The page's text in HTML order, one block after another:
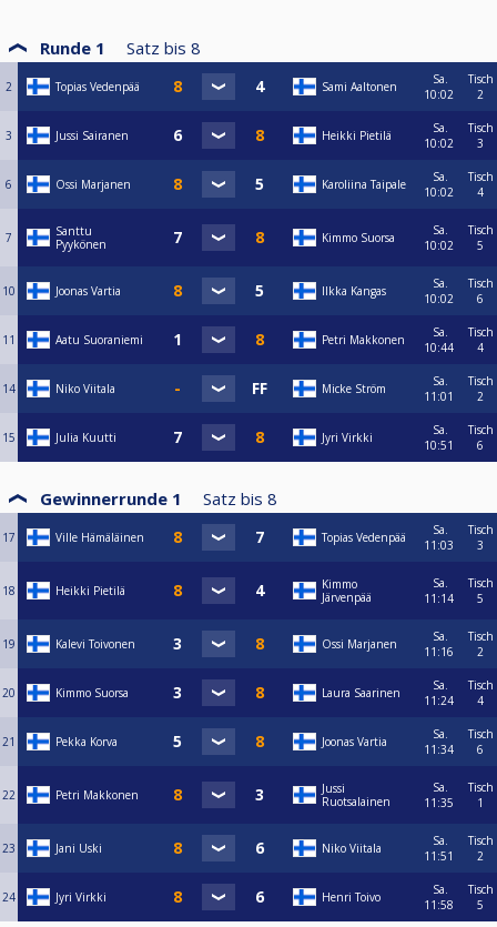
Runde 1 Satz bis 8
2 Topias Vedenpää Sami Aaltonen
Sa.
10:02
Tisch
2
3 Jussi Sairanen Heikki Pietilä
Sa.
10:02
Tisch
3
6 Ossi Marjanen Karoliina Taipale
Sa.
10:02
Tisch
4
7
Santtu
Pyykönen
Kimmo Suorsa
Sa.
10:02
Tisch
5
10 Joonas Vartia Ilkka Kangas
Sa.
10:02
Tisch
6
11 Aatu Suoraniemi Petri Makkonen
Sa.
10:44
Tisch
4
14 Niko Viitala Micke Ström
Sa.
11:01
Tisch
2
15 Julia Kuutti Jyri Virkki
Sa.
10:51
Tisch
6
Gewinnerrunde 1 Satz bis 8
17 Ville Hämäläinen Topias Vedenpää
Sa.
11:03
Tisch
3
18 Heikki Pietilä
Kimmo
Järvenpää
Sa.
11:14
Tisch
5
19 Kalevi Toivonen Ossi Marjanen
Sa.
11:16
Tisch
2
20 Kimmo Suorsa Laura Saarinen
Sa.
11:24
Tisch
4
21 Pekka Korva Joonas Vartia
Sa.
11:34
Tisch
6
22 Petri Makkonen
Jussi
Ruotsalainen
Sa.
11:35
Tisch
1
23 Jani Uski Niko Viitala
Sa.
11:51
Tisch
2
24 Jyri Virkki Henri Toivo
Sa.
11:58
Tisch
5